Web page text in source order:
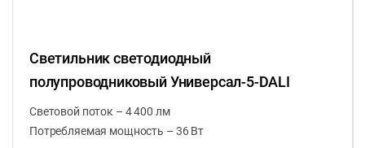
Светильник светодиодный
полупроводниковый Универсал-5-DALI
Световой поток – 4 400 лм
Потребляемая мощность – 36 Вт